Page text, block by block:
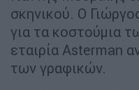
σκηνικού. Ο
για τα κοστούμια
εταιρία Asterman
των γραφικών.